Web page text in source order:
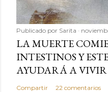
Publicado por Sarita
LA MUERTE
INTESTINOS Y
AYUDARÁ A VIVIR
Compartir 22 comentarios